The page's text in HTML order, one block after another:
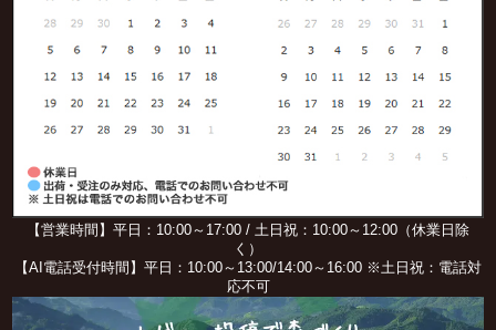
【営業時間】平日：10:00～17:00 / 土日祝：10:00～12:00（休業日除
く）
【AI電話受付時間】平日：10:00～13:00/14:00～16:00 ※土日祝：電話対
応不可